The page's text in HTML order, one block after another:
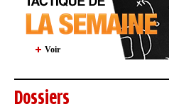
Voir
Dossiers